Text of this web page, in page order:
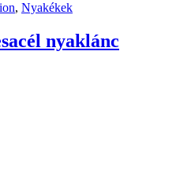
, Nyakékek
nyaklánc